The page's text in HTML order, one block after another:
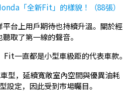
「全新Fit」的樣貌！（88張）
台上用戶期待也持續升溫。關於經
取了第一線的聲音。
Fit一直都是小型車級距的代表車款。
型，延續寬敞室內空間與優異油耗
設定，因此受到市場矚目。